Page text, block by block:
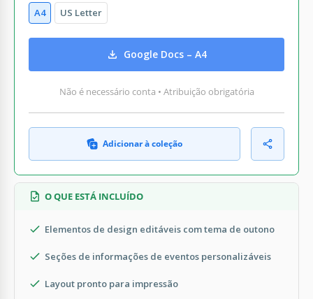
A4 US Letter
Google Docs – A4
Não é necessário conta • Atribuição obrigatória
Adicionar à coleção
O QUE ESTÁ INCLUÍDO
Elementos de design editáveis com tema de outono
Seções de informações de eventos personalizáveis
Layout pronto para impressão